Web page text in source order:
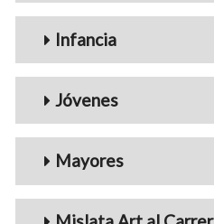
Infancia
Jóvenes
Mayores